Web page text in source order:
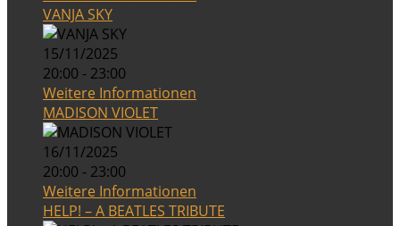
VANJA SKY
15/11/2025
20:00 - 23:00
Weitere Informationen
MADISON VIOLET
16/11/2025
20:00 - 23:00
Weitere Informationen
HELP! – A BEATLES TRIBUTE